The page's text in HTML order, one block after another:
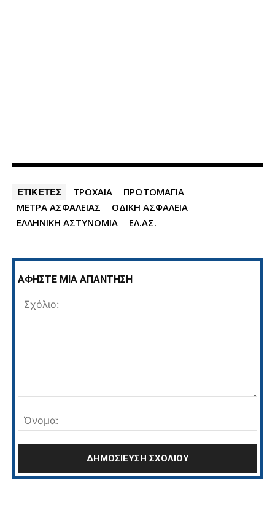
ΕΤΙΚΕΤΕΣ ΤΡΟΧΑΙΑ
ΠΡΩΤΟΜΑΓΙΑ
ΜΕΤΡΑ ΑΣΦΑΛΕΙΑΣ
ΟΔΙΚΗ ΑΣΦΑΛΕΙΑ
ΕΛΛΗΝΙΚΗ ΑΣΤΥΝΟΜΙΑ
ΕΛ.ΑΣ.
ΑΦΗΣΤΕ ΜΙΑ ΑΠΑΝΤΗΣΗ